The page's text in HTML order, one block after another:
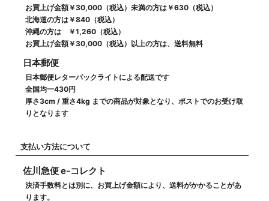
お買上げ金額￥30,000（税込）未満の方は￥630（税込）
北海道の方は￥840（税込）
沖縄の方は ￥1,260（税込）
お買上げ金額￥30,000（税込）以上の方は、送料無料
日本郵便
日本郵便レターパックライトによる配送です
全国均一430円
厚さ3cm / 重さ4kg までの商品が対象となり、ポストでのお受け取
りとなります
支払い方法について
佐川急便 e-コレクト
決済手数料とは別に、お買上げ金額により、送料がかかることがあ
ります。